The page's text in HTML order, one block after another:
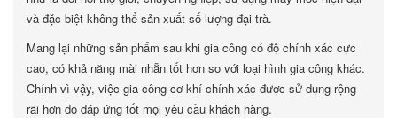
và đặc biệt không thể sản xuất số lượng đại trà.
Mang lại những sản phẩm sau khi gia công có độ chính xác cực
cao, có khả năng mài nhẵn tốt hơn so với loại hình gia công khác.
Chính vì vậy, việc gia công cơ khí chính xác được sử dụng rộng
rãi hơn do đáp ứng tốt mọi yêu cầu khách hàng.